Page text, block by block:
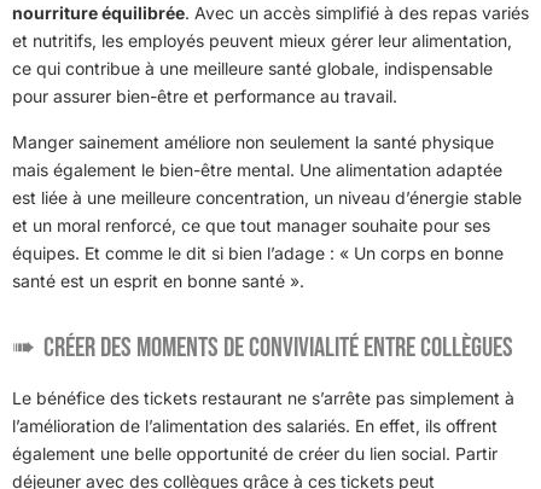
nourriture équilibrée. Avec un accès simplifié à des repas variés
et nutritifs, les employés peuvent mieux gérer leur alimentation,
ce qui contribue à une meilleure santé globale, indispensable
pour assurer bien-être et performance au travail.
Manger sainement améliore non seulement la santé physique
mais également le bien-être mental. Une alimentation adaptée
est liée à une meilleure concentration, un niveau d’énergie stable
et un moral renforcé, ce que tout manager souhaite pour ses
équipes. Et comme le dit si bien l’adage : « Un corps en bonne
santé est un esprit en bonne santé ».
Créer des moments de convivialité entre collègues
Le bénéfice des tickets restaurant ne s’arrête pas simplement à
l’amélioration de l’alimentation des salariés. En effet, ils offrent
également une belle opportunité de créer du lien social. Partir
déjeuner avec des collègues grâce à ces tickets peut